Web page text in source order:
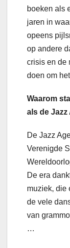
boeken als
jaren in
opeens
op andere
crisis en de
doen om
Waarom
als de Jazz
De Jazz
Verenigde
De era
muziek, die
de vele
van
…